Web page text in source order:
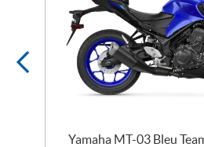
Yamaha MT-03 Bleu